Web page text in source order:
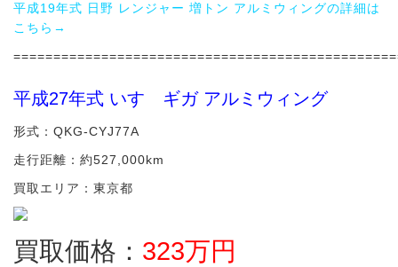
平成19年式 日野 レンジャー 増トン アルミウィングの詳細は
こちら→
平成27年式 いすゞギガ アルミウィング
形式：QKG-CYJ77A
走行距離：約527,000km
買取エリア：東京都
買取価格： 323万円